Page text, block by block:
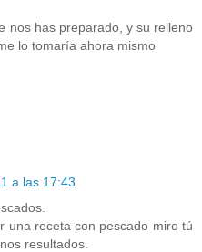
nos has preparado, y su relleno
lo tomaría ahora mismo
a las 17:43
una receta con pescado miro tú
resultados.